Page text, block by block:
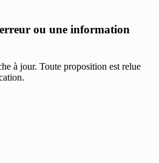
ou une information
à jour. Toute proposition est relue